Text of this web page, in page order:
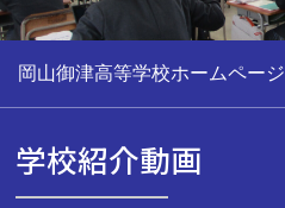
岡山御津高等学校ホームページ
学校紹介動画